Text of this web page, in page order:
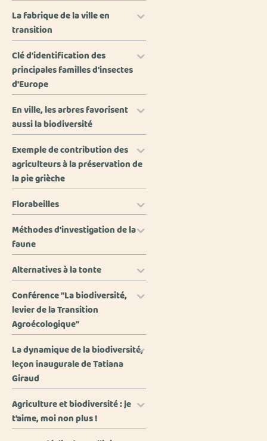
La fabrique de la ville en
transition
Clé d'identification des
principales familles d'insectes
d'Europe
En ville, les arbres favorisent
aussi la biodiversité
Exemple de contribution des
agriculteurs à la préservation de
la pie grièche
Florabeilles
Méthodes d'investigation de la
faune
Alternatives à la tonte
Conférence "La biodiversité,
levier de la Transition
Agroécologique"
La dynamique de la biodiversité,
leçon inaugurale de Tatiana
Giraud
Agriculture et biodiversité : je
t'aime, moi non plus !